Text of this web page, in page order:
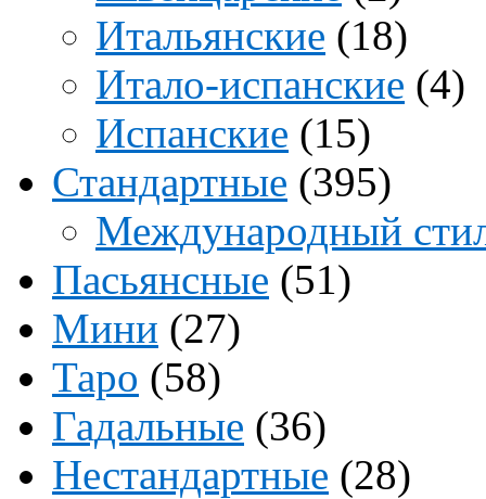
Итальянские (18)
Итало-испанские (4)
Испанские (15)
Стандартные (395)
Международный
Пасьянсные (51)
Мини (27)
Таро (58)
Гадальные (36)
Нестандартные (28)